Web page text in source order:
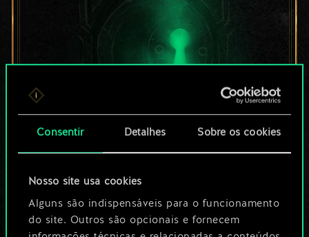
Consentir Detalhes Sobre os cookies
Nosso site usa cookies
Alguns são indispensáveis para o funcionamento
do site. Outros são opcionais e fornecem
Por enquanto, isto é
apenas um conjunto
de cartas